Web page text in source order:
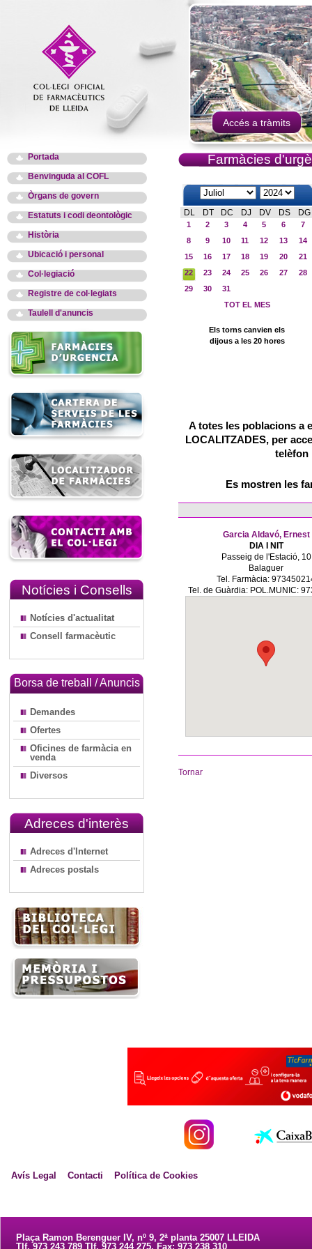
Accés a tràmits
Portada
Benvinguda al COFL
Òrgans de govern
Estatuts i codi deontològic
Història
Ubicació i personal
Col·legiació
Registre de col·legiats
Taulell d'anuncis
Notícies i Consells
Notícies d'actualitat
Consell farmacèutic
Borsa de treball / Anuncis
Demandes
Ofertes
Oficines de farmàcia en
venda
Diversos
Adreces d'interès
Adreces d'Internet
Adreces postals
Farmàcies
DL DT DC DJ DV DS DG
1 2 3 4 5 6
7
8
9 10 11 12 13
14
15
16 17 18 19 20
21
22
23 24 25 26 27
28
29
30
31
TOT EL MES
Els torns canvien els
dijous a les 20 hores
A totes les poblacions a
LOCALITZADES, per
telèfon
Es mostren les
Garcia Aldavó, Ernest
DIA I NIT
Passeig de l'Estació, 10
Balaguer
Tel. Farmàcia:
Tel. de Guàrdia: POL.MUNIC:
Tornar
Avís Legal Contacti Política de Cookies
Plaça Ramon Berenguer IV, nº 9, 2ª planta 25007 LLEIDA
Tlf. 973 243 789 Tlf. 973 244 275. Fax: 973 238 310